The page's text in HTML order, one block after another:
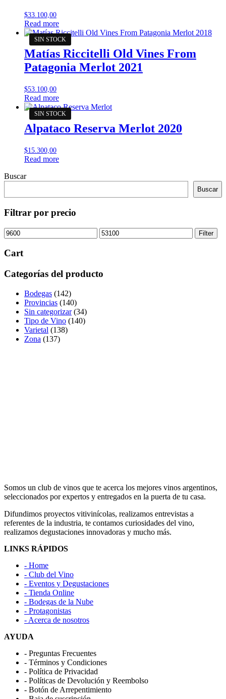
$33.100,00
Read more
Matías Riccitelli Old Vines From
Patagonia Merlot 2021
$53.100,00
Read more
Alpataco Reserva Merlot 2020
$15.300,00
Read more
Buscar
Buscar
Filtrar por precio
Min
price
Max
price
Filter
Cart
Categorías del producto
Bodegas (142)
Provincias (140)
Sin categorizar (34)
Tipo de Vino (140)
Varietal (138)
Zona (137)
Somos un club de vinos que te acerca los mejores vinos argentinos,
seleccionados por expertos y entregados en la puerta de tu casa.
Difundimos proyectos vitivinícolas, realizamos entrevistas a
referentes de la industria, te contamos curiosidades del vino,
realizamos degustaciones innovadoras y mucho más.
LINKS RÁPIDOS
- Home
- Club del Vino
- Eventos y Degustaciones
- Tienda Online
- Bodegas de la Nube
- Protagonistas
- Acerca de nosotros
AYUDA
- Preguntas Frecuentes
- Términos y Condiciones
- Política de Privacidad
- Políticas de Devolución y Reembolso
- Botón de Arrepentimiento